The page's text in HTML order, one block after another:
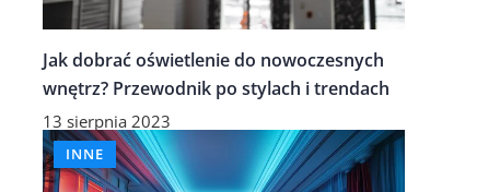
Jak dobrać oświetlenie do nowoczesnych
wnętrz? Przewodnik po stylach i trendach
13 sierpnia 2023
INNE